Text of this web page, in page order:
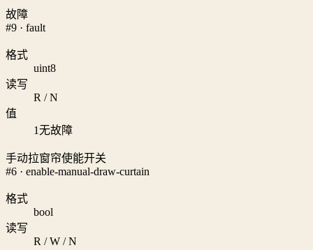
故障
#9 · fault
格式
uint8
读写
R / N
值
1无故障
手动拉窗帘使能开关
#6 · enable-manual-draw-curtain
格式
bool
读写
R / W / N